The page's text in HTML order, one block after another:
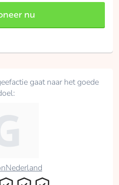
nu
gaat naar het goede